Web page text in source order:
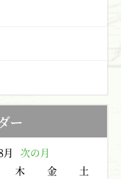
ー
月
次の月
木 金
土